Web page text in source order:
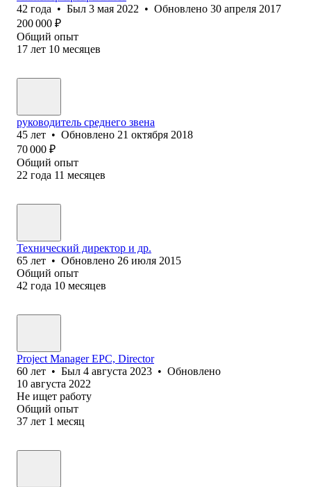
42 года • Был 3 мая 2022 • Обновлено 30 апреля 2017
200 000 ₽
Общий опыт
17 лет 10 месяцев
руководитель среднего звена
45 лет • Обновлено 21 октября 2018
70 000 ₽
Общий опыт
22 года 11 месяцев
Технический директор и др.
65 лет • Обновлено 26 июля 2015
Общий опыт
42 года 10 месяцев
Project Manager EPC, Director
60 лет • Был 4 августа 2023 • Обновлено
10 августа 2022
Не ищет работу
Общий опыт
37 лет 1 месяц